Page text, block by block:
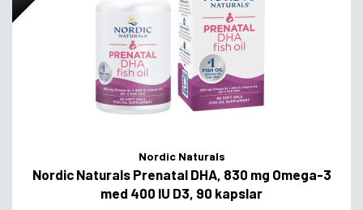
Nordic Naturals
Nordic Naturals Prenatal DHA, 830 mg Omega-3
med 400 IU D3, 90 kapslar